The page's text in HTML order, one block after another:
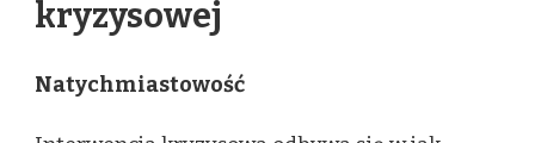
kryzysowej
Natychmiastowość